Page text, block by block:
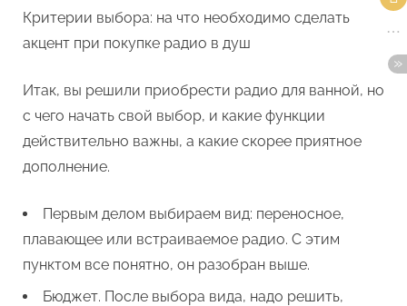
Критерии выбора: на что необходимо сделать
акцент при покупке радио в душ
Итак, вы решили приобрести радио для ванной, но
с чего начать свой выбор, и какие функции
действительно важны, а какие скорее приятное
дополнение.
Первым делом выбираем вид: переносное,
плавающее или встраиваемое радио. С этим
пунктом все понятно, он разобран выше.
Бюджет. После выбора вида, надо решить,